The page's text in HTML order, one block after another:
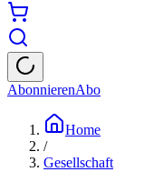
AbonnierenAbo
Home
/
Gesellschaft